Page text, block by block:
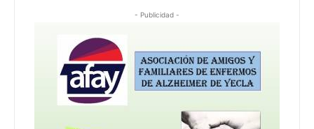
- Publicidad -